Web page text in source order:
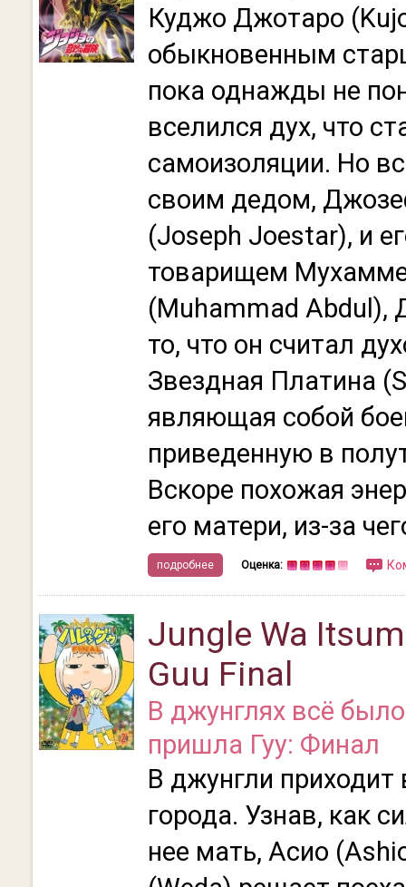
Куджо Джотаро
обыкновенным
пока однажды не
вселился дух, что
самоизоляции. Но
своим дедом,
(Joseph Joestar), и
товарищем
(Muhammad Abdul),
то, что он считал
Звездная Платина
являющая собой
приведенную в
Вскоре похожая
его матери, из-за
подробнее Оценка:
Jungle Wa
Guu Final
В джунглях всё
пришла Гуу: Финал
В джунгли приходит
города. Узнав, как
нее мать, Асио